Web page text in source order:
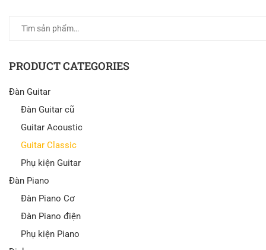
PRODUCT CATEGORIES
Đàn Guitar
Đàn Guitar cũ
Guitar Acoustic
Guitar Classic
Phụ kiện Guitar
Đàn Piano
Đàn Piano Cơ
Đàn Piano điện
Phụ kiện Piano